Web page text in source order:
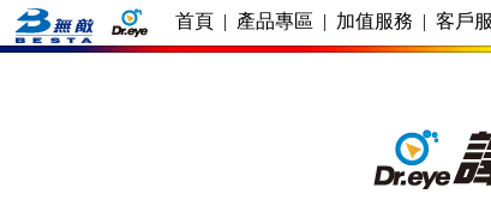
首頁 | 產品專區 | 加值服務 | 客戶